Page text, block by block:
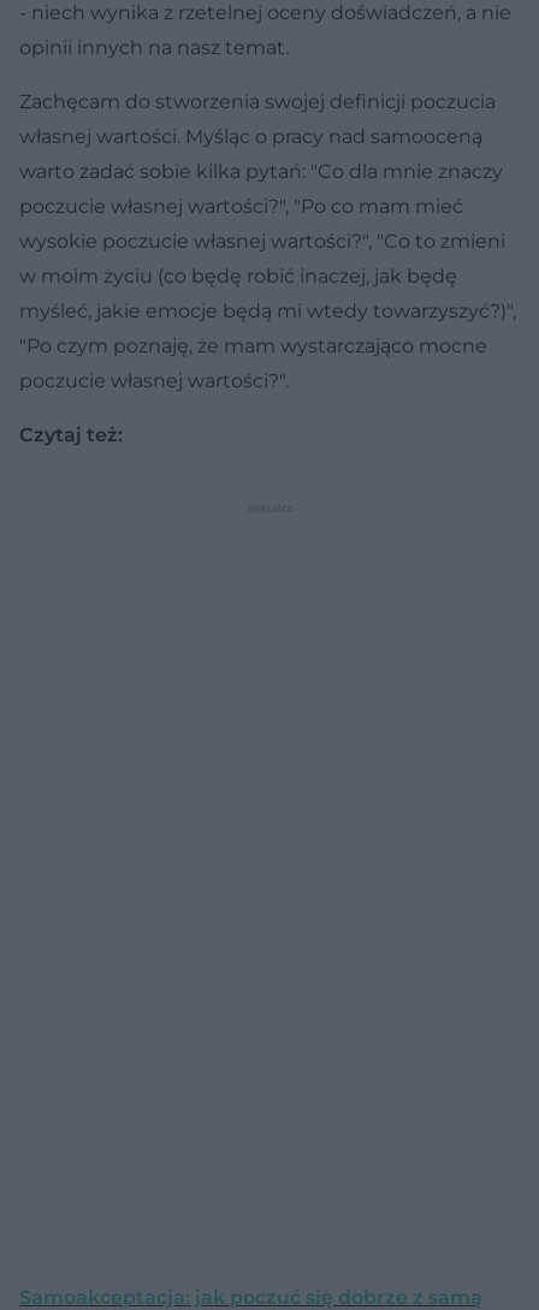
- niech wynika z rzetelnej oceny doświadczeń, a nie
opinii innych na nasz temat.
Zachęcam do stworzenia swojej definicji poczucia
własnej wartości. Myśląc o pracy nad samooceną
warto zadać sobie kilka pytań: "Co dla mnie znaczy
poczucie własnej wartości?", "Po co mam mieć
wysokie poczucie własnej wartości?", "Co to zmieni
w moim życiu (co będę robić inaczej, jak będę
myśleć, jakie emocje będą mi wtedy towarzyszyć?)",
"Po czym poznaję, że mam wystarczająco mocne
poczucie własnej wartości?".
Czytaj też:
Samoakceptacja: jak poczuć się dobrze z samą